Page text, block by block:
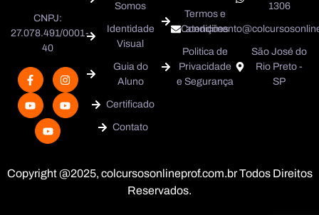
CNPJ:
27.078.491/0001-
40
Somos
Identidade
Visual
Guia do
Aluno
Certificado
Contato
Termos e
Condições
Politica de
Privacidade
e Segurança
1306
São José do
Rio Preto -
SP
Copyright @2025, colcursosonlineprof.com.br Todos Direitos
Reservados.